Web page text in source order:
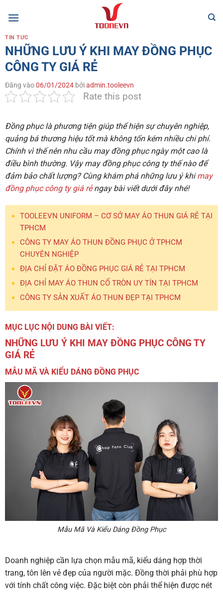
qua
TIN TỨC
NHỮNG LƯU Ý KHI MAY ĐỒNG PHỤC
CÔNG TY GIÁ RẺ
Đăng vào06/01/2024 bởiadmin.tooleevn
Rate this post
Đồng phục là phương tiện giúp thể hiện sự chuyên nghiệp,
quảng bá thương hiệu tốt mà không tốn kém nhiều chi phí.
Chính vì thế nên nhu cầu may đồng phục ngày một cao là
điều bình thường. Vậy may đồng phục công ty thế nào để
đảm bảo chất lượng? Cùng khám phá những lưu ý khimay
đồng phục công ty giá rẻngay bài viết dưới đây nhé!
TOOLEEVN UNIFORM – CƠ SỞ MAY ÁO THUN GIÁ RẺ TẠI
TPHCM
CÔNG TY MAY ÁO THUN ĐỒNG PHỤC Ở TPHCM
CHUYÊN NGHIỆP
ĐỊA CHỈ ĐẶT ÁO ĐỒNG PHỤC GIÁ RẺ TẠI TPHCM
ĐỊA CHỈ MAY ÁO THUN CỔ TRÒN UY TÍN TẠI TPHCM
CÔNG TY SẢN XUẤT ÁO THUN ĐẸP TẠI TPHCM
MỤC LỤC NỘI DUNG BÀI VIẾT:
NHỮNG LƯU Ý KHI MAY ĐỒNG PHỤC CÔNG TY
GIÁ RẺ
MẪU MÃ VÀ KIỂU DÁNG ĐỒNG PHỤC
Mẫu Mã Và Kiểu Dáng Đồng Phục
Doanh nghiệp cần lựa chọn mẫu mã, kiểu dáng hợp thời
trang, tôn lên vẻ đẹp của người mặc. Đồng thời phải phù hợp
với tính chất công việc. Đặc biệt còn phải thể hiện được nét